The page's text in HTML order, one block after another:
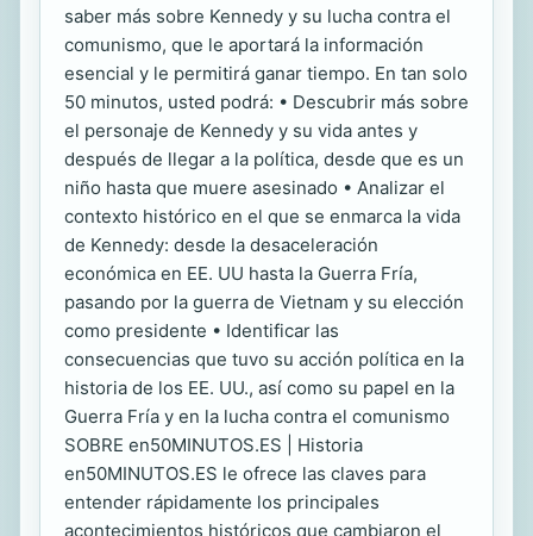
saber más sobre Kennedy y su lucha contra el
comunismo, que le aportará la información
esencial y le permitirá ganar tiempo. En tan solo
50 minutos, usted podrá: • Descubrir más sobre
el personaje de Kennedy y su vida antes y
después de llegar a la política, desde que es un
niño hasta que muere asesinado • Analizar el
contexto histórico en el que se enmarca la vida
de Kennedy: desde la desaceleración
económica en EE. UU hasta la Guerra Fría,
pasando por la guerra de Vietnam y su elección
como presidente • Identificar las
consecuencias que tuvo su acción política en la
historia de los EE. UU., así como su papel en la
Guerra Fría y en la lucha contra el comunismo
SOBRE en50MINUTOS.ES | Historia
en50MINUTOS.ES le ofrece las claves para
entender rápidamente los principales
acontecimientos históricos que cambiaron el